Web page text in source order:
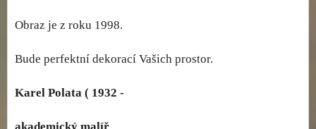
Obraz je z roku 1998.
Bude perfektní dekorací Vašich prostor.
Karel Polata ( 1932 -